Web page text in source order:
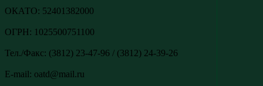
ОКАТО: 52401382000
ОГРН: 1025500751100
Тел./Факс: (3812) 23-47-96 / (3812) 24-39-26
E-mail: oatd@mail.ru